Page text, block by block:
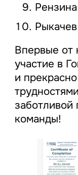
Впервые от
участие в
и
команды!